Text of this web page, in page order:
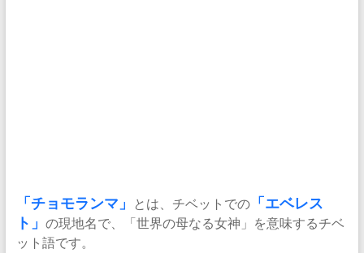
「チョモランマ」 とは、チベットでの「エベレス
ト」 の現地名で、「世界の母なる女神」を意味するチベ
ット語です。